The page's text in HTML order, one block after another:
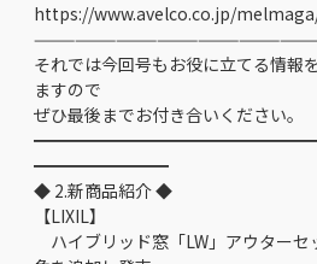
https://www.avelco.co.jp/
それでは今回号もお役に立てる情報
ますので
ぜひ最後までお付き合いください。
━━━━━━━━
◆ 2.新商品紹介 ◆
【LIXIL】
ハイブリッド窓「LW」アウターセ